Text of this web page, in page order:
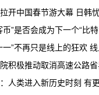
开中国春节游大幕 日韩
币”是否会成为下一个“比特
一”不再只是线上的狂欢 线
积极推动取消高速公路
人类进入新历史时刻 有更